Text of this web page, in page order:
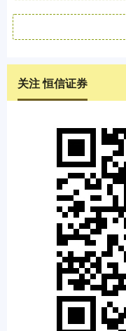
关注 恒信证券